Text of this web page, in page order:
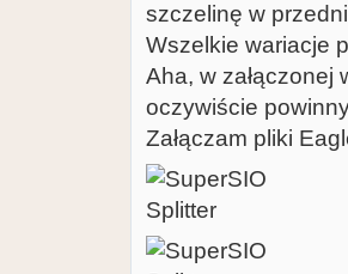
szczelinę w
Wszelkie wariacje
Aha, w załączonej
oczywiście
Załączam pliki